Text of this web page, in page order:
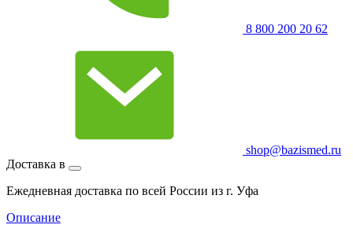
8 800 200 20 62
shop@bazismed.ru
Доставка в
Ежедневная доставка по всей России из г. Уфа
Описание